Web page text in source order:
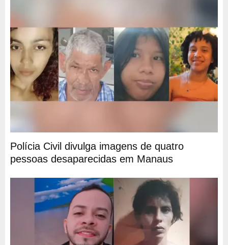
Polícia Civil divulga imagens de quatro
pessoas desaparecidas em Manaus